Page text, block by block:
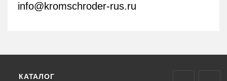
info@kromschroder-rus.ru
КАТАЛОГ